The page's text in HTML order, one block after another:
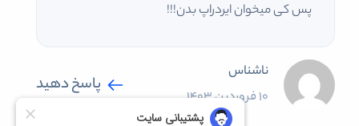
پس کی میخوان ایردراپ بدن!!!
ناشناس
10 فروردین 1403
پاسخ دهید